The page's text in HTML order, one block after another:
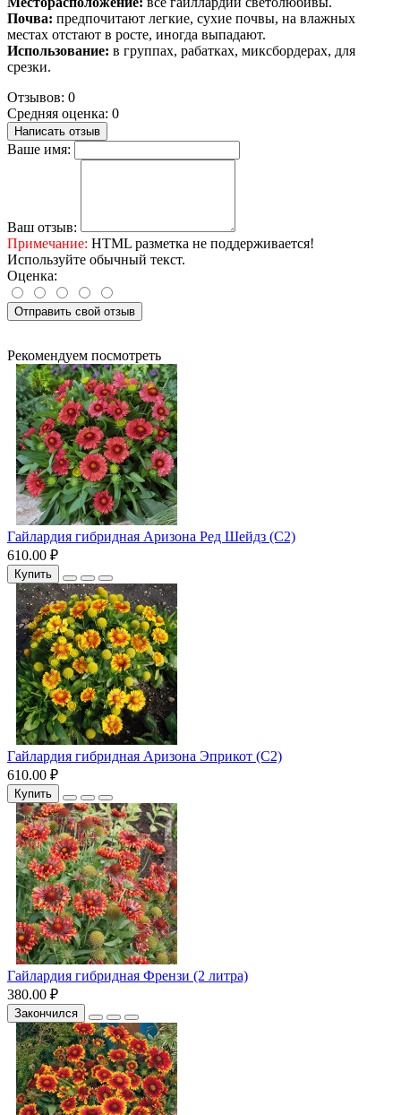
Почва: предпочитают легкие, сухие почвы, на влажных
местах отстают в росте, иногда выпадают.
Использование: в группах, рабатках, миксбордерах, для
срезки.
Отзывов: 0
Средняя оценка: 0
Написать отзыв
Ваше имя:
Ваш отзыв:
Примечание: HTML разметка не поддерживается!
Используйте обычный текст.
Оценка:
Отправить свой отзыв
Рекомендуем посмотреть
Гайлардия гибридная Аризона Ред Шейдз (С2)
610.00 ₽
Купить
Гайлардия гибридная Аризона Эприкот (С2)
610.00 ₽
Купить
Гайлардия гибридная Френзи (2 литра)
380.00 ₽
Закончился